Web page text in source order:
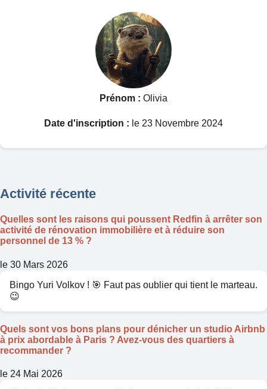
Prénom : Olivia
Date d'inscription : le 23 Novembre 2024
Activité récente
Quelles sont les raisons qui poussent Redfin à arrêter son
activité de rénovation immobilière et à réduire son
personnel de 13 % ?
le 30 Mars 2026
Bingo Yuri Volkov ! 🎯 Faut pas oublier qui tient le marteau.
😉
Quels sont vos bons plans pour dénicher un studio Airbnb
à prix abordable à Paris ? Avez-vous des quartiers à
recommander ?
le 24 Mai 2026